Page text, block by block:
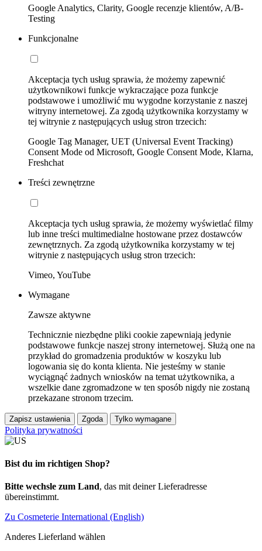
Google Analytics, Clarity, Google recenzje klientów, A/B-
Testing
Funkcjonalne
Akceptacja tych usług sprawia, że możemy zapewnić
użytkownikowi funkcje wykraczające poza funkcje
podstawowe i umożliwić mu wygodne korzystanie z naszej
witryny internetowej. Za zgodą użytkownika korzystamy w
tej witrynie z następujących usług stron trzecich:
Google Tag Manager, UET (Universal Event Tracking)
Consent Mode od Microsoft, Google Consent Mode, Klarna,
Freshchat
Treści zewnętrzne
Akceptacja tych usług sprawia, że możemy wyświetlać filmy
lub inne treści multimedialne hostowane przez dostawców
zewnętrznych. Za zgodą użytkownika korzystamy w tej
witrynie z następujących usług stron trzecich:
Vimeo, YouTube
Wymagane
Zawsze aktywne
Technicznie niezbędne pliki cookie zapewniają jedynie
podstawowe funkcje naszej strony internetowej. Służą one na
przykład do gromadzenia produktów w koszyku lub
logowania się do konta klienta. Nie jesteśmy w stanie
wyciągnąć żadnych wniosków na temat użytkownika, a
wszelkie dane zgromadzone w ten sposób nigdy nie zostaną
przekazane stronom trzecim.
Zapisz ustawienia Zgoda Tylko wymagane
Polityka prywatności
Bist du im richtigen Shop?
Bitte wechsle zum Land, das mit deiner Lieferadresse
übereinstimmt.
Zu Cosmeterie International (English)
Anderes Lieferland wählen